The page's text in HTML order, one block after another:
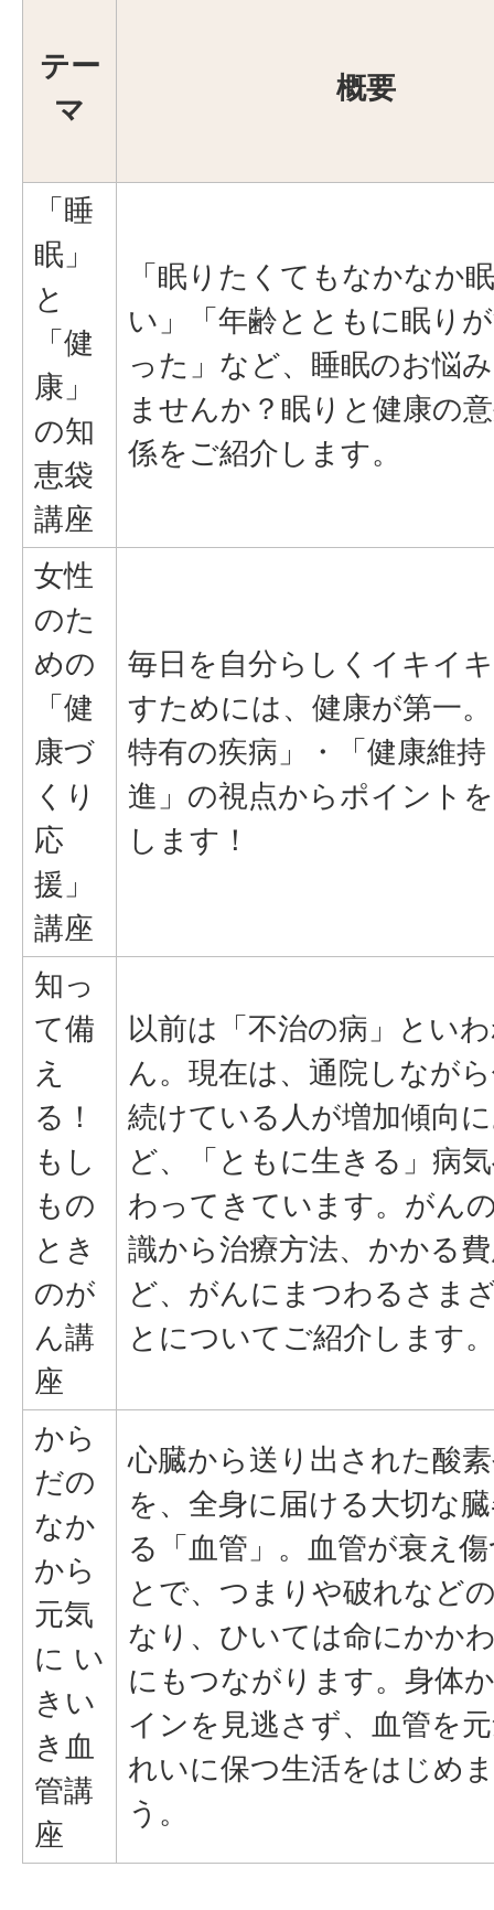
テー
マ
概要
「睡
眠」
と
「健
康」
の知
恵袋
講座
「眠りたくてもなかなか
い」「年齢とともに眠り
った」など、睡眠のお悩
ませんか？眠りと健康の
係をご紹介します。
女性
のた
めの
「健
康づ
くり
応
援」
講座
毎日を自分らしくイキイ
すためには、健康が第一
特有の疾病」・「健康維持
進」の視点からポイント
します！
知っ
て備
え
る！
もし
もの
とき
のが
ん講
座
以前は「不治の病」とい
ん。現在は、通院しなが
続けている人が増加傾向
ど、「ともに生きる」病
わってきています。がん
識から治療方法、かかる
ど、がんにまつわるさま
とについてご紹介します。
から
だの
なか
から
元気
に い
きい
き血
管講
座
心臓から送り出された酸
を、全身に届ける大切な
る「血管」。血管が衰え
とで、つまりや破れなど
なり、ひいては命にかか
にもつながります。身体
インを見逃さず、血管を
れいに保つ生活をはじめ
う。